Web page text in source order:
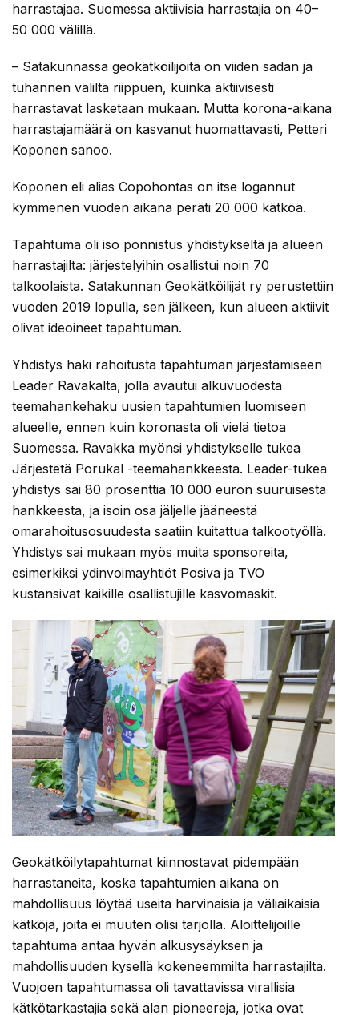
harrastajaa. Suomessa aktiivisia harrastajia on 40–
50 000 välillä.
– Satakunnassa geokätköilijöitä on viiden sadan ja
tuhannen väliltä riippuen, kuinka aktiivisesti
harrastavat lasketaan mukaan. Mutta korona-aikana
harrastajamäärä on kasvanut huomattavasti, Petteri
Koponen sanoo.
Koponen eli alias Copohontas on itse logannut
kymmenen vuoden aikana peräti 20 000 kätköä.
Tapahtuma oli iso ponnistus yhdistykseltä ja alueen
harrastajilta: järjestelyihin osallistui noin 70
talkoolaista. Satakunnan Geokätköilijät ry perustettiin
vuoden 2019 lopulla, sen jälkeen, kun alueen aktiivit
olivat ideoineet tapahtuman.
Yhdistys haki rahoitusta tapahtuman järjestämiseen
Leader Ravakalta, jolla avautui alkuvuodesta
teemahankehaku uusien tapahtumien luomiseen
alueelle, ennen kuin koronasta oli vielä tietoa
Suomessa. Ravakka myönsi yhdistykselle tukea
Järjestetä Porukal -teemahankkeesta. Leader-tukea
yhdistys sai 80 prosenttia 10 000 euron suuruisesta
hankkeesta, ja isoin osa jäljelle jääneestä
omarahoitusosuudesta saatiin kuitattua talkootyöllä.
Yhdistys sai mukaan myös muita sponsoreita,
esimerkiksi ydinvoimayhtiöt Posiva ja TVO
kustansivat kaikille osallistujille kasvomaskit.
Geokätköilytapahtumat kiinnostavat pidempään
harrastaneita, koska tapahtumien aikana on
mahdollisuus löytää useita harvinaisia ja väliaikaisia
kätköjä, joita ei muuten olisi tarjolla. Aloittelijoille
tapahtuma antaa hyvän alkusysäyksen ja
mahdollisuuden kysellä kokeneemmilta harrastajilta.
Vuojoen tapahtumassa oli tavattavissa virallisia
kätkötarkastajia sekä alan pioneereja, jotka ovat